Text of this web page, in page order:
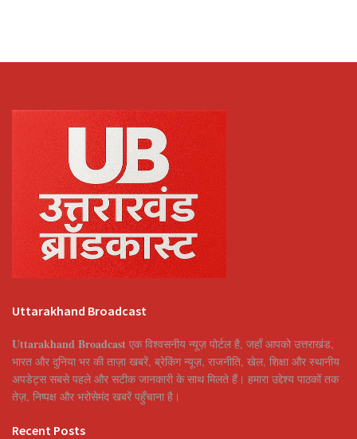
Uttarakhand Broadcast
Uttarakhand Broadcast एक विश्वसनीय न्यूज़ पोर्टल है, जहाँ आपको उत्तराखंड,
भारत और दुनिया भर की ताज़ा खबरें, ब्रेकिंग न्यूज़, राजनीति, खेल, शिक्षा और स्थानीय
अपडेट्स सबसे पहले और सटीक जानकारी के साथ मिलते हैं। हमारा उद्देश्य पाठकों तक
तेज़, निष्पक्ष और भरोसेमंद खबरें पहुँचाना है।
Recent Posts